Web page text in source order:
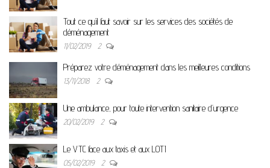
Tout ce qu’il faut savoir sur les services des sociétés de
déménagement
11/02/2019 2
Préparez votre déménagement dans les meilleures conditions
13/11/2018 2
Une ambulance, pour toute intervention sanitaire d’urgence
20/02/2019 2
Le VTC face aux taxis et aux LOTI
05/02/2019 2